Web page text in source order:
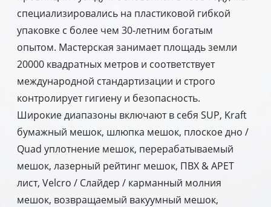
специализировались на пластиковой гибкой
упаковке с более чем 30-летним богатым
опытом. Мастерская занимает площадь земли
20000 квадратных метров и соответствует
международной стандартизации и строго
контролирует гигиену и безопасность.
Широкие диапазоны включают в себя SUP, Kraft
бумажный мешок, шлюпка мешок, плоское дно /
Quad уплотнение мешок, перерабатываемый
мешок, лазерный рейтинг мешок, ПВХ & APET
лист, Velcro / Слайдер / карманный молния
мешок, возвращаемый вакуумный мешок,